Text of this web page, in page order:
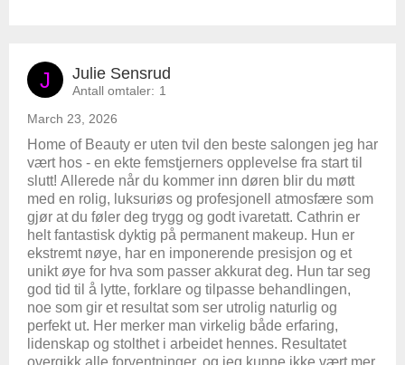
J Julie Sensrud
Antall omtaler: 1
March 23, 2026
Home of Beauty er uten tvil den beste salongen jeg har
vært hos - en ekte femstjerners opplevelse fra start til
slutt! Allerede når du kommer inn døren blir du møtt
med en rolig, luksuriøs og profesjonell atmosfære som
gjør at du føler deg trygg og godt ivaretatt. Cathrin er
helt fantastisk dyktig på permanent makeup. Hun er
ekstremt nøye, har en imponerende presisjon og et
unikt øye for hva som passer akkurat deg. Hun tar seg
god tid til å lytte, forklare og tilpasse behandlingen,
noe som gir et resultat som ser utrolig naturlig og
perfekt ut. Her merker man virkelig både erfaring,
lidenskap og stolthet i arbeidet hennes. Resultatet
overgikk alle forventninger, og jeg kunne ikke vært mer